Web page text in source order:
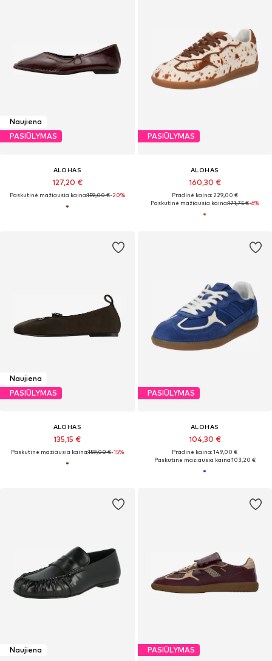
Naujiena
PASIŪLYMAS
ALOHAS
127,20 €
Paskutinė mažiausia kaina:159,00 €-20%
PASIŪLYMAS
ALOHAS
160,30 €
Pradinė kaina: 229,00 €
Paskutinė mažiausia kaina:171,75 €-6%
Naujiena
PASIŪLYMAS
ALOHAS
135,15 €
Paskutinė mažiausia kaina:159,00 €-15%
PASIŪLYMAS
ALOHAS
104,30 €
Pradinė kaina: 149,00 €
Paskutinė mažiausia kaina:103,20 €
Naujiena PASIŪLYMAS